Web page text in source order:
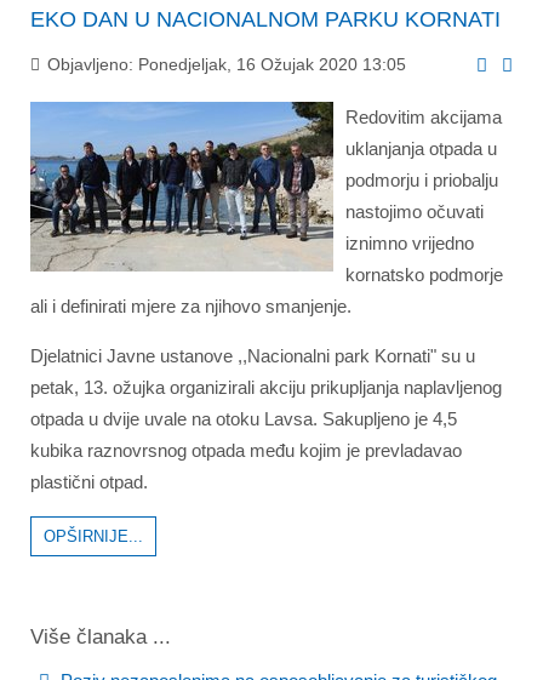
EKO DAN U NACIONALNOM PARKU KORNATI
Objavljeno: Ponedjeljak, 16 Ožujak 2020 13:05
Redovitim akcijama
uklanjanja otpada u
podmorju i priobalju
nastojimo očuvati
iznimno vrijedno
kornatsko podmorje
ali i definirati mjere za njihovo smanjenje.
Djelatnici Javne ustanove ,,Nacionalni park Kornati" su u
petak, 13. ožujka organizirali akciju prikupljanja naplavljenog
otpada u dvije uvale na otoku Lavsa. Sakupljeno je 4,5
kubika raznovrsnog otpada među kojim je prevladavao
plastični otpad.
OPŠIRNIJE...
Više članaka ...